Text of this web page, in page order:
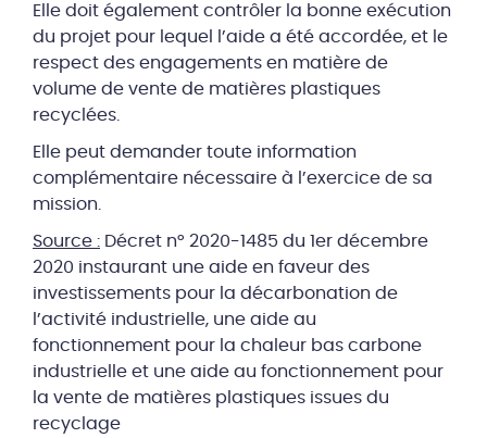
Elle doit également contrôler la bonne exécution
du projet pour lequel l’aide a été accordée, et le
respect des engagements en matière de
volume de vente de matières plastiques
recyclées.
Elle peut demander toute information
complémentaire nécessaire à l’exercice de sa
mission.
Source : Décret n° 2020-1485 du 1er décembre
2020 instaurant une aide en faveur des
investissements pour la décarbonation de
l’activité industrielle, une aide au
fonctionnement pour la chaleur bas carbone
industrielle et une aide au fonctionnement pour
la vente de matières plastiques issues du
recyclage